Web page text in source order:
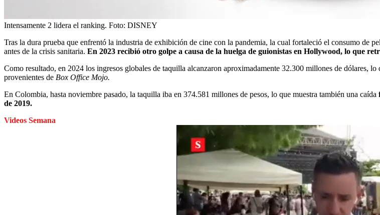
Intensamente 2 lidera el ranking. Foto: DISNEY
Tras la dura prueba que enfrentó la industria de exhibición de cine con la pandemia, la cual fortaleció el consumo de
antes de la crisis sanitaria. En 2023 recibió otro golpe a causa de la huelga de guionistas en Hollywood, lo que
Como resultado, en 2024 los ingresos globales de taquilla alcanzaron aproximadamente 32.300 millones de dólares,
provenientes de Box Office Mojo.
En Colombia, hasta noviembre pasado, la taquilla iba en 374.581 millones de pesos, lo que muestra también una caída
de 2019.
Videos Semana